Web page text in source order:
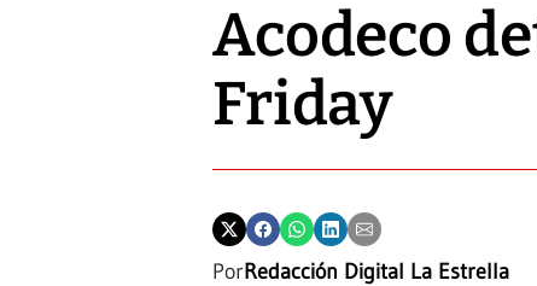
Acodeco
Friday
PorRedacción Digital La Estrella